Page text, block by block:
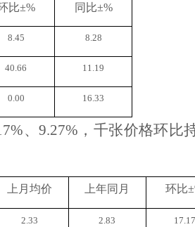
比±% 同比±%
8.45 8.28
40.66 11.19
0.00 16.33
、9.27%， 千张价格环比
上月均价 上年同月 环比
2.33 2.83 17.17